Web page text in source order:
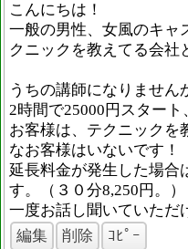
こんにちは！
一般の男性、女風のキャ
クニックを教えてる会社
うちの講師になりません
2時間で25000円スタート
お客様は、テクニックを
なお客様はいないです！
延長料金が発生した場合
す。（３０分8,250円。）
一度お話し聞いていただ
編集
削除 ｺﾋﾟｰ